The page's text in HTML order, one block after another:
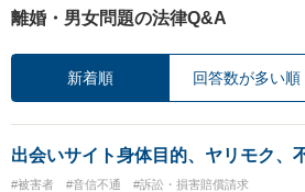
離婚・男女問題の法律Q&A
新着順 回答数が多い順
出会いサイト身体目的、ヤリモク、
#被害者 #音信不通 #訴訟・損害賠償請求